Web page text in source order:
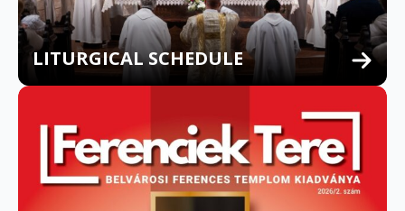
LITURGICAL SCHEDULE